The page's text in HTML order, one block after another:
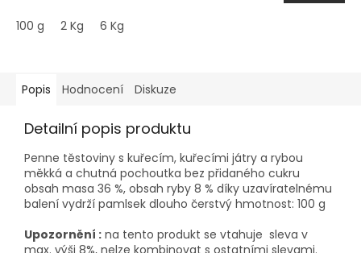
z
100 g 2 Kg 6 Kg
Popis Hodnocení Diskuze
Detailní popis produktu
Penne těstoviny s kuřecím, kuřecími játry a rybou
měkká a chutná pochoutka bez přidaného cukru
obsah masa 36 %, obsah ryby 8 % díky uzavíratelnému
balení vydrží pamlsek dlouho čerstvý hmotnost: 100 g
Upozornění : na tento produkt se vtahuje sleva v